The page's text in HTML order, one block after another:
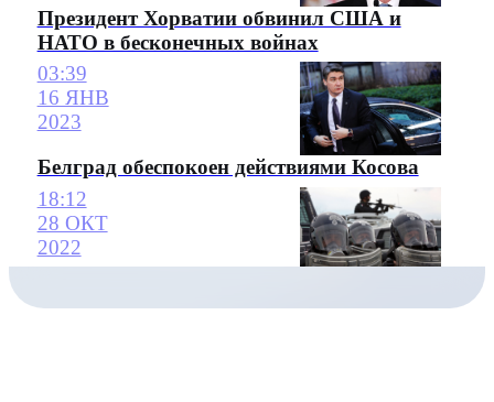
Президент Хорватии обвинил США и
НАТО в бесконечных войнах
03:39
16 ЯНВ
2023
Белград обеспокоен действиями Косова
18:12
28 ОКТ
2022